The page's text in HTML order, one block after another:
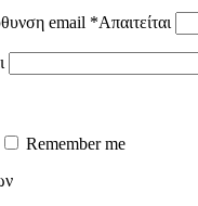
email *Απαιτείται
Remember me